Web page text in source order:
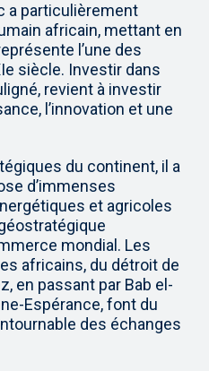
a particulièrement
africain, mettant en
l’une des
siècle. Investir dans
revient à investir
l’innovation et une
du continent, il a
d’immenses
et agricoles
mondial. Les
africains, du détroit de
en passant par Bab el-
Espérance, font du
des échanges